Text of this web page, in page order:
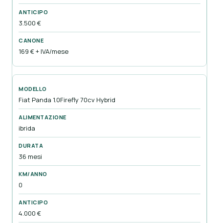
3.500 €
169 € + IVA/mese
Fiat Panda 1.0Firefly 70cv Hybrid
ibrida
36 mesi
0
4.000 €